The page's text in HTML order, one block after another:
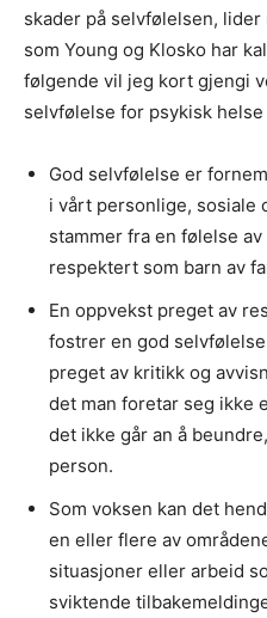
skader på selvfølelsen,
som Young og Klosko har
følgende vil jeg kort gjengi
selvfølelse for psykisk
God selvfølelse er
i vårt personlige, sosiale
stammer fra en følelse
respektert som barn av
En oppvekst preget av
fostrer en god
preget av kritikk og
det man foretar seg ikke
det ikke går an å
person.
Som voksen kan det
en eller flere av
situasjoner eller arbeid
sviktende